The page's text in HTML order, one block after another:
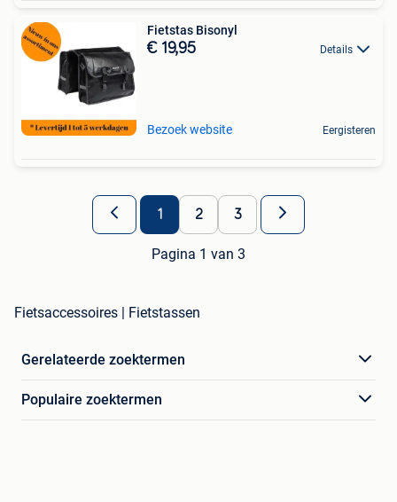
Fietstas Bisonyl
€ 19,95 Details
Bezoek website Eergisteren
1 2 3
Pagina 1 van 3
Fietsaccessoires | Fietstassen
Gerelateerde zoektermen
Populaire zoektermen